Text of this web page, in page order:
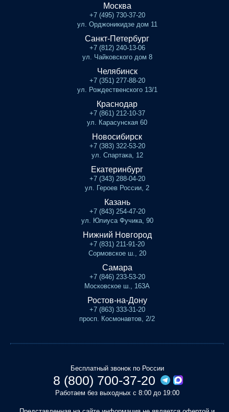
Москва
+7 (495) 730-37-20
ул. Орджоникидзе дом 11
Санкт-Петербург
+7 (812) 240-13-06
ул. Чайковского дом 8
Челябинск
+7 (351) 277-88-20
ул. Рождественского 13/1
Краснодар
+7 (861) 212-10-37
ул. Карасунская 60
Новосибирск
+7 (383) 322-53-20
ул. Спартака, 12
Екатеринбург
+7 (343) 288-04-20
ул. Героев России, 2
Казань
+7 (843) 254-47-20
ул. Юлиуса Фучика, 90
Нижний Новгород
+7 (831) 211-91-20
Сормовское ш., 20
Самара
+7 (846) 233-53-20
Московское ш., 163А
Ростов-на-Дону
+7 (863) 333-31-20
просп. Космонавтов, 2/2
Бесплатный звонок по России
8 (800) 700-37-20
Работаем без выходных с 8:00 до 19:00